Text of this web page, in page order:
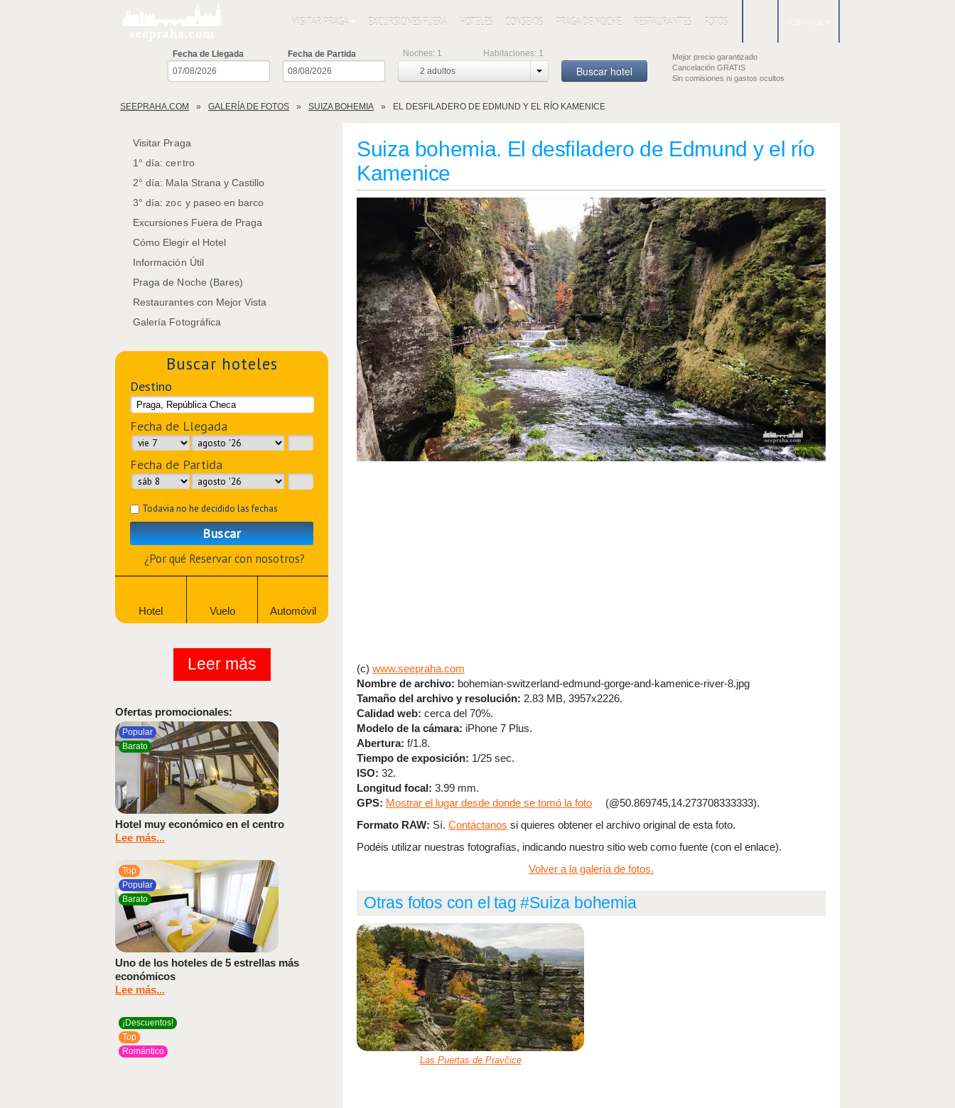
VISITAR PRAGA EXCURSIONES FUERA HOTELES CONSEJOS PRAGA DE NOCHE RESTAURANTES FOTOS
Fecha de Llegada
Fecha de Partida
2 adultos
Noches: 1 Habitaciones: 1
Buscar hotel
Mejor precio garantizado
Cancelación GRATIS
Sin comisiones ni gastos ocultos
SEEPRAHA.COM GALERÍA DE FOTOS SUIZA BOHEMIA EL DESFILADERO DE EDMUND Y EL RÍO KAMENICE
Suiza bohemia. El desfiladero de Edmund y el río
Kamenice
(c) www.seepraha.com
Nombre de archivo: bohemian-switzerland-edmund-gorge-and-kamenice-river-8.jpg
Tamaño del archivo y resolución: 2.83 MB, 3957x2226.
Calidad web: cerca del 70%.
Modelo de la cámara: iPhone 7 Plus.
Abertura: f/1.8.
Tiempo de exposición: 1/25 sec.
ISO: 32.
Longitud focal: 3.99 mm.
GPS: Mostrar el lugar desde donde se tomó la foto
(@50.869745,14.273708333333).
Formato RAW: Sí. Contáctanos si quieres obtener el archivo original de esta foto.
Podéis utilizar nuestras fotografías, indicando nuestro sitio web como fuente (con el enlace).
Volver a la galería de fotos.
Otras fotos con el tag #Suiza bohemia
Las Puertas de Pravčice
Visitar Praga
1° día: centro
2° día: Mala Strana y Castillo
3° día: zoo y paseo en barco
Excursiones Fuera de Praga
Cómo Elegir el Hotel
Información Útil
Praga de Noche (Bares)
Restaurantes con Mejor Vista
Galería Fotográfica
Buscar hoteles
Destino
Fecha de Llegada
Fecha de Partida
Todavia no he decidido las fechas
Buscar
¿Por qué Reservar con nosotros?
Hotel Vuelo Automóvil
Leer más
Ofertas promocionales:
Popular
Barato
Hotel muy económico en el centro
Lee más...
Top
Popular
Barato
Uno de los hoteles de 5 estrellas más
económicos
Lee más...
¡Descuentos!
Top
Romántico